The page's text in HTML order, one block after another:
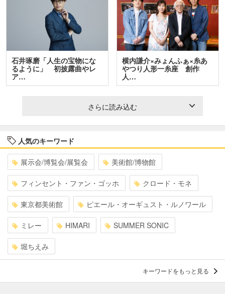
石井琢磨「人生の宝物にな
るように」 初披露曲やレ
ア…
横内謙介×みょんふぁ×糸あ
やつり人形一糸座 創作
人…
さらに読み込む
人気のキーワード
展示会/博覧会/展覧会 美術館/博物館
フィンセント・ファン・ゴッホ クロード・モネ
東京都美術館 ピエール・オーギュスト・ルノワール
ミレー HIMARI SUMMER SONIC
堀ちえみ
キーワードをもっと見る